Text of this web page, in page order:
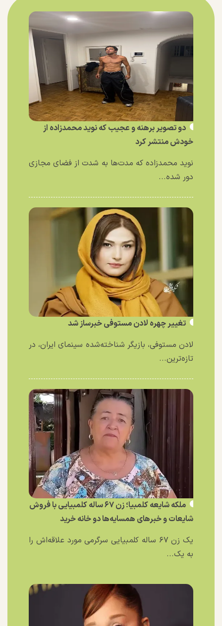
دو تصویر برهنه و عجیب که نوید محمدزاده از
خودش منتشر کرد
نوید محمدزاده که مدت‌ها به شدت از فضای مجازی
دور شده...
تغییر چهره لادن مستوفی خبرساز شد
لادن مستوفی، بازیگر شناخته‌شده سینمای ایران، در
تازه‌ترین...
ملکه شایعه کلمبیا؛ زن ۶۷ ساله کلمبیایی با فروش
شایعات و خبر‌های همسایه‌ها دو خانه خرید
یک زن ۶۷ ساله کلمبیایی سرگرمی مورد علاقه‌اش را
به یک...